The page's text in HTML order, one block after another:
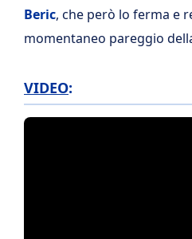
Beric, che però lo ferma e
momentaneo pareggio
VIDEO: